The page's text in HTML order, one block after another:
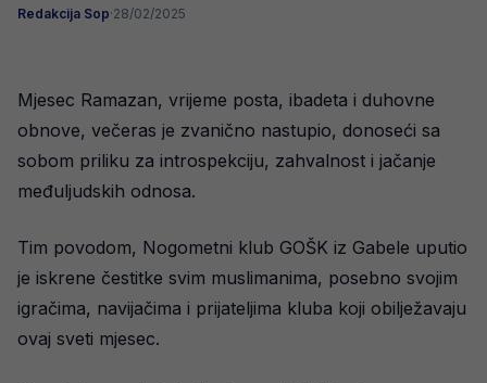
Redakcija Sop·28/02/2025
Mjesec Ramazan, vrijeme posta, ibadeta i duhovne
obnove, večeras je zvanično nastupio, donoseći sa
sobom priliku za introspekciju, zahvalnost i jačanje
međuljudskih odnosa.
Tim povodom, Nogometni klub GOŠK iz Gabele uputio
je iskrene čestitke svim muslimanima, posebno svojim
igračima, navijačima i prijateljima kluba koji obilježavaju
ovaj sveti mjesec.